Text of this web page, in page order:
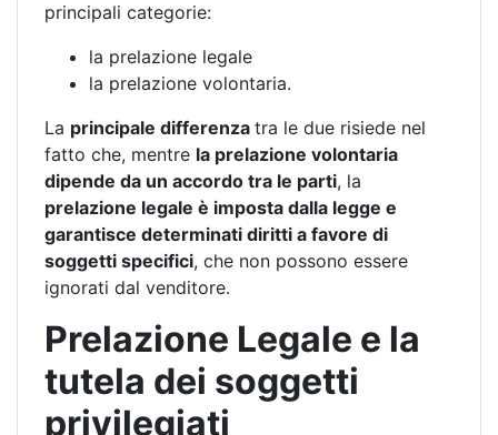
principali categorie:
la prelazione legale
la prelazione volontaria.
La principale differenza tra le due risiede nel
fatto che, mentre la prelazione volontaria
dipende da un accordo tra le parti, la
prelazione legale è imposta dalla legge e
garantisce determinati diritti a favore di
soggetti specifici, che non possono essere
ignorati dal venditore.
Prelazione Legale e la
tutela dei soggetti
privilegiati